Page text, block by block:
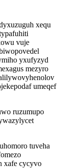
xequ
vuje
yxufyzyd
mezyro
umeqef
ruzumupo
tuveha
xafe cycyvo